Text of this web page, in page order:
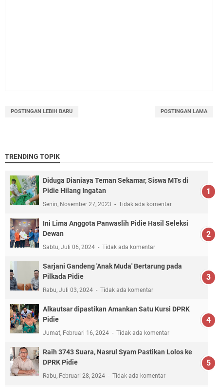
POSTINGAN LEBIH BARU POSTINGAN LAMA
TRENDING TOPIK
Diduga Dianiaya Teman Sekamar, Siswa MTs di
Pidie Hilang Ingatan
Senin, November 27, 2023 Tidak ada komentar
Ini Lima Anggota Panwaslih Pidie Hasil Seleksi
Dewan
Sabtu, Juli 06, 2024 Tidak ada komentar
Sarjani Gandeng 'Anak Muda' Bertarung pada
Pilkada Pidie
Rabu, Juli 03, 2024 Tidak ada komentar
Alkautsar dipastikan Amankan Satu Kursi DPRK
Pidie
Jumat, Februari 16, 2024 Tidak ada komentar
Raih 3743 Suara, Nasrul Syam Pastikan Lolos ke
DPRK Pidie
Rabu, Februari 28, 2024 Tidak ada komentar